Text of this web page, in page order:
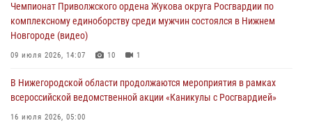
13 июля 2026, 06:45
Росгвардейцы предотвратили серию краж в Нижнем Новгороде
10 июля 2026, 09:38
Чемпионат Приволжского ордена Жукова округа Росгвардии по
комплексному единоборству среди мужчин состоялся в Нижнем
Новгороде (видео)
09 июля 2026, 14:07 10 1
В Нижегородской области продолжаются мероприятия в рамках
всероссийской ведомственной акции «Каникулы с Росгвардией»
16 июля 2026, 05:00